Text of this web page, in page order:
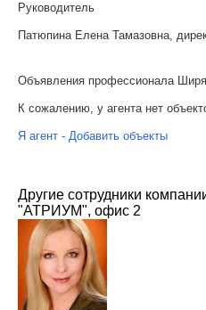
Руководитель
Патюпина Елена Тамазовна,
Объявления профессионала
К сожалению, у агента нет
Я агент - Добавить объекты
Другие сотрудники
"АТРИУМ", офис 2